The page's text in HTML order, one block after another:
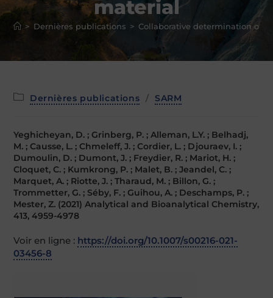
material
> Dernières publications > Collaborative determination of
Post
category:
Dernières publications / SARM
Yeghicheyan, D. ; Grinberg, P. ; Alleman, L.Y. ; Belhadj,
M. ; Causse, L. ; Chmeleff, J. ; Cordier, L. ; Djouraev, I. ;
Dumoulin, D. ; Dumont, J. ; Freydier, R. ; Mariot, H. ;
Cloquet, C. ; Kumkrong, P. ; Malet, B. ; Jeandel, C. ;
Marquet, A. ; Riotte, J. ; Tharaud, M. ; Billon, G. ;
Trommetter, G. ; Séby, F. ; Guihou, A. ; Deschamps, P. ;
Mester, Z. (2021) Analytical and Bioanalytical Chemistry,
413, 4959-4978
Voir en ligne : https://doi.org/10.1007/s00216-021-
03456-8